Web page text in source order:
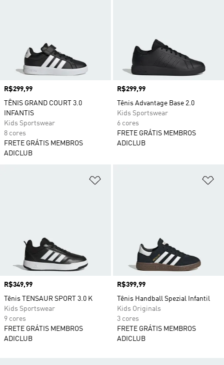
Preço
R$299,99
TÊNIS GRAND COURT 3.0
INFANTIS
Kids Sportswear
8 cores
FRETE GRÁTIS MEMBROS
ADICLUB
Preço
R$299,99
Tênis Advantage Base 2.0
Kids Sportswear
6 cores
FRETE GRÁTIS MEMBROS
ADICLUB
Preço
R$349,99
Tênis TENSAUR SPORT 3.0 K
Kids Sportswear
9 cores
FRETE GRÁTIS MEMBROS
ADICLUB
Preço
R$399,99
Tênis Handball Spezial Infantil
Kids Originals
3 cores
FRETE GRÁTIS MEMBROS
ADICLUB